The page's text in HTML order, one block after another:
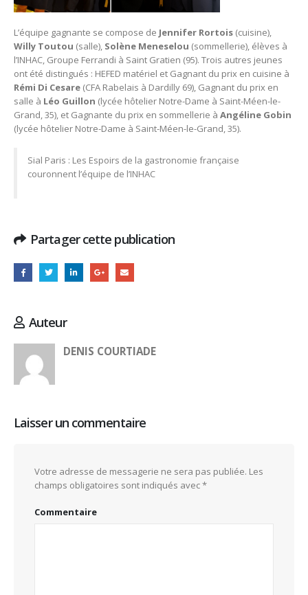
L’équipe gagnante se compose de Jennifer Rortois (cuisine),
Willy Toutou (salle), Solène Meneselou (sommellerie), élèves à
l’INHAC, Groupe Ferrandi à Saint Gratien (95). Trois autres jeunes
ont été distingués : HEFED matériel et Gagnant du prix en cuisine à
Rémi Di Cesare (CFA Rabelais à Dardilly 69), Gagnant du prix en
salle à Léo Guillon (lycée hôtelier Notre-Dame à Saint-Méen-le-
Grand, 35), et Gagnante du prix en sommellerie à Angéline Gobin
(lycée hôtelier Notre-Dame à Saint-Méen-le-Grand, 35).
Sial Paris : Les Espoirs de la gastronomie française
couronnent l’équipe de l’INHAC
Partager cette publication
Auteur
DENIS COURTIADE
Laisser un commentaire
Votre adresse de messagerie ne sera pas publiée. Les
champs obligatoires sont indiqués avec*
Commentaire